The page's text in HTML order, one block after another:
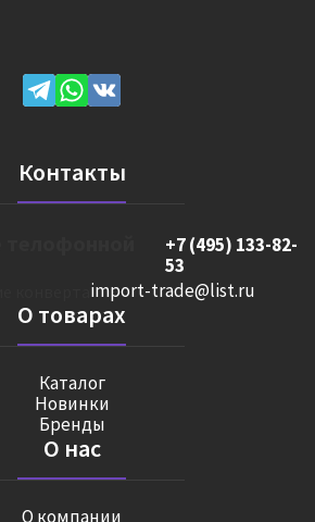
Контакты
+7 (495) 133-82-
53
import-trade@list.ru
О товарах
Каталог
Новинки
Бренды
О нас
О компании